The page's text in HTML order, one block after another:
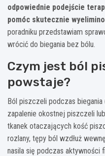
odpowiednie podejście
pomóc skutecznie
poradniku przedstawiam
wrócić do biegania bez bólu.
Czym jest ból
powstaje?
Ból piszczeli podczas
zapalenie okostnej piszczeli
tkanek otaczających kość
rozlany, tępy ból wzdłuż
nasila się podczas